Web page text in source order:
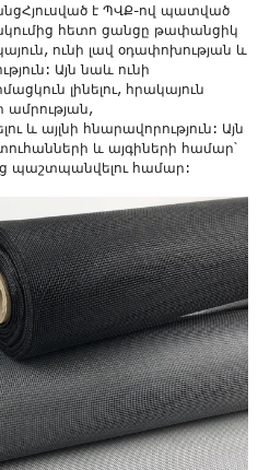
Հյուսված է ՊՎՔ-ով պատված
հետո ցանցը թափանցիկ
ունի լավ օդափոխության և
Այն նաև ունի
լինելու, հրակայուն
ամրության,
և այլնի հնարավորություն: Այն
և այգիների համար՝
պաշտպանվելու համար: